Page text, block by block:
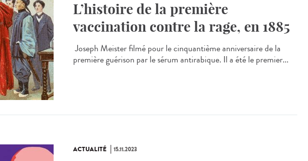
L’histoire de la première
vaccination contre la rage, en 1885
Joseph Meister filmé pour le cinquantième anniversaire de la
première guérison par le sérum antirabique. Il a été le premier...
ACTUALITÉ 15.11.2023